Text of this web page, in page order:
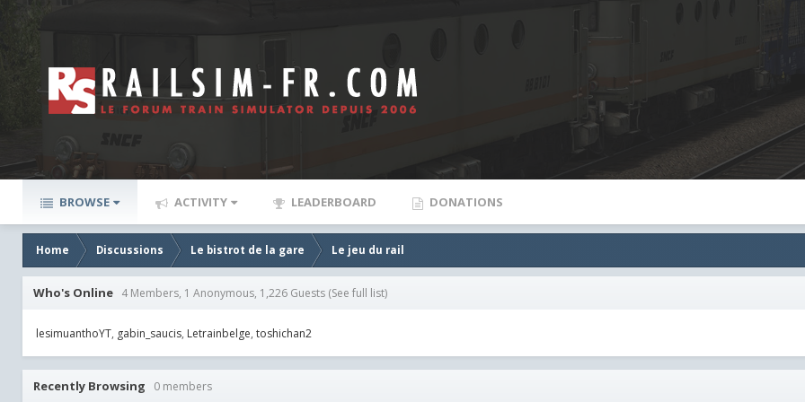
BROWSE ACTIVITY LEADERBOARD DONATIONS
Home Discussions Le bistrot de la gare Le jeu du rail
Who's Online 4 Members, 1 Anonymous, 1,226 Guests (See full list)
lesimuanthoYT gabin_saucis Letrainbelge toshichan2
Recently Browsing 0 members